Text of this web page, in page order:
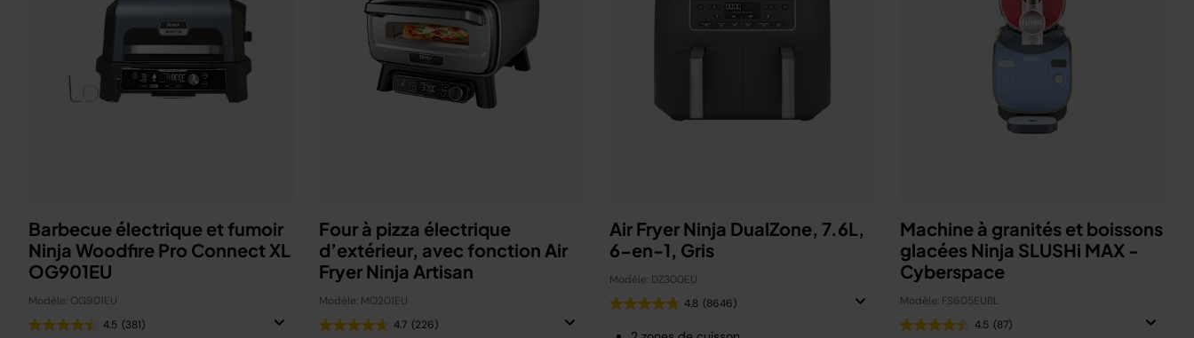
Barbecue électrique et fumoir
Ninja Woodfire Pro Connect XL
OG901EU
Modèle: OG901EU
4.5 (381)
Four à pizza électrique
d’extérieur, avec fonction Air
Fryer Ninja Artisan
Modèle: MO201EU
4.7 (226)
Air Fryer Ninja DualZone, 7.6L,
6-en-1, Gris
Modèle: DZ300EU
4.8 (8646)
Machine à granités et boissons
glacées Ninja SLUSHi MAX -
Cyberspace
Modèle: FS605EUBL
4.5 (87)